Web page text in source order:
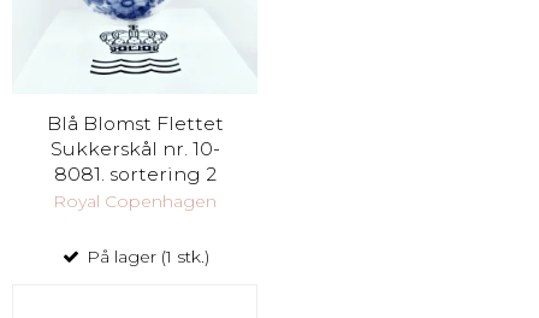
Blå Blomst Flettet
Sukkerskål nr. 10-
8081. sortering 2
Royal Copenhagen
På lager (1 stk.)